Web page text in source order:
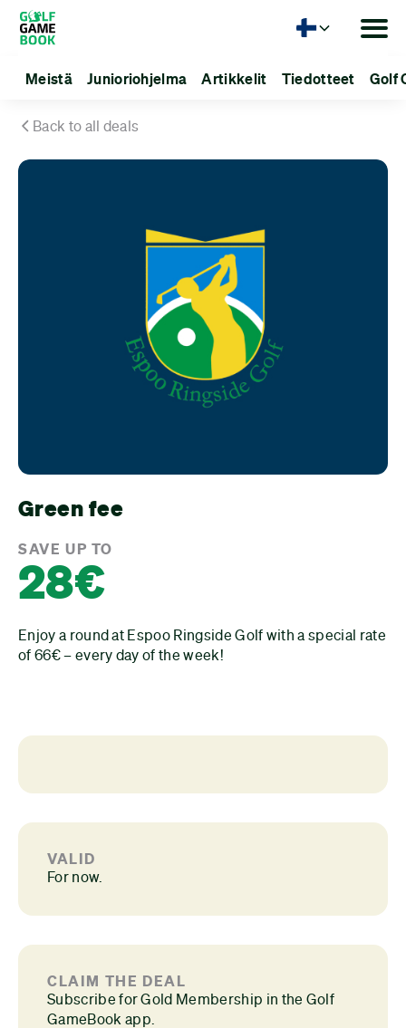
Meistä Junioriohjelma Artikkelit Tiedotteet Golf
Back to all deals
Green fee
SAVE UP TO
28€
Enjoy a round at Espoo Ringside Golf with a special rate
of 66€ – every day of the week!
VALID
For now.
CLAIM THE DEAL
Subscribe for Gold Membership in the Golf
GameBook app.